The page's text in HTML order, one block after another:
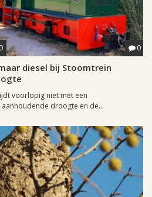
0
diesel bij Stoomtrein
voorlopig niet met een
droogte en de...